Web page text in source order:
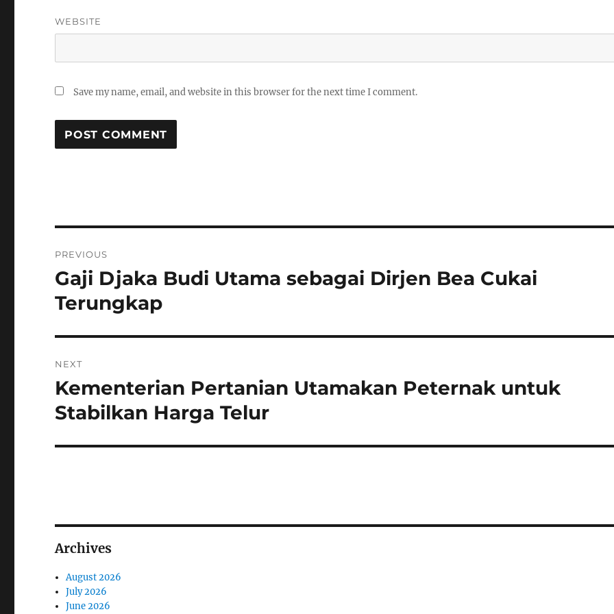
WEBSITE
Save my name, email, and website in this browser for the next time I comment.
o
s
n
a
v
i
t
i
o
PREVIOUS
P
r
e
v
o
u
s
o
Gaji Djaka Budi Utama sebagai Dirjen Bea Cukai
Terungkap
NEXT
N
e
x
t
Kementerian Pertanian Utamakan Peternak untuk
Stabilkan Harga Telur
Archives
August 2026
July 2026
June 2026